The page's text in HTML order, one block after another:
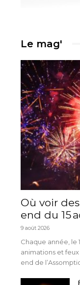
Le mag'
Où voir
end du 15
9 août 2026
Chaque année, le
animations et
end de